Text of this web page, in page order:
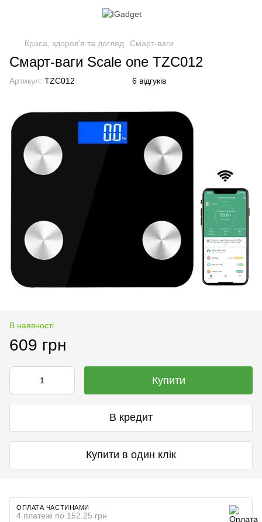
Краса, здоров'я та догляд Смарт-ваги
Смарт-ваги Scale one TZC012
Артикул: TZC012 6 відгуків
В наявності
609 грн
Купити
В кредит
Купити в один клік
ОПЛАТА ЧАСТИНАМИ
4 платежі по 152.25 грн